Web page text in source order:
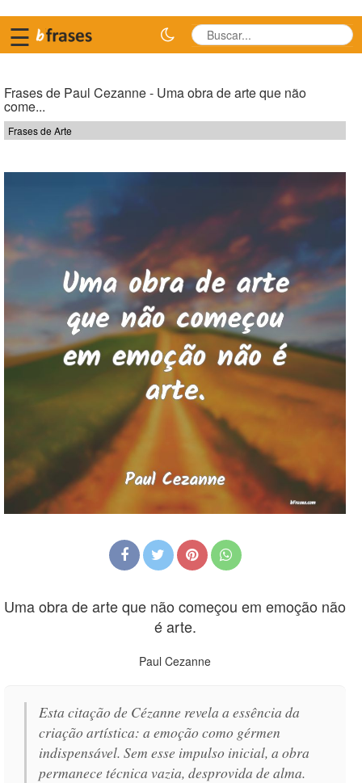
☰
Frases de Paul Cezanne - Uma obra de arte que não
come...
Frases de Arte
Uma obra de arte que não começou em emoção não
é arte.
Paul Cezanne
Esta citação de Cézanne revela a essência da
criação artística: a emoção como gérmen
indispensável. Sem esse impulso inicial, a obra
permanece técnica vazia, desprovida de alma.